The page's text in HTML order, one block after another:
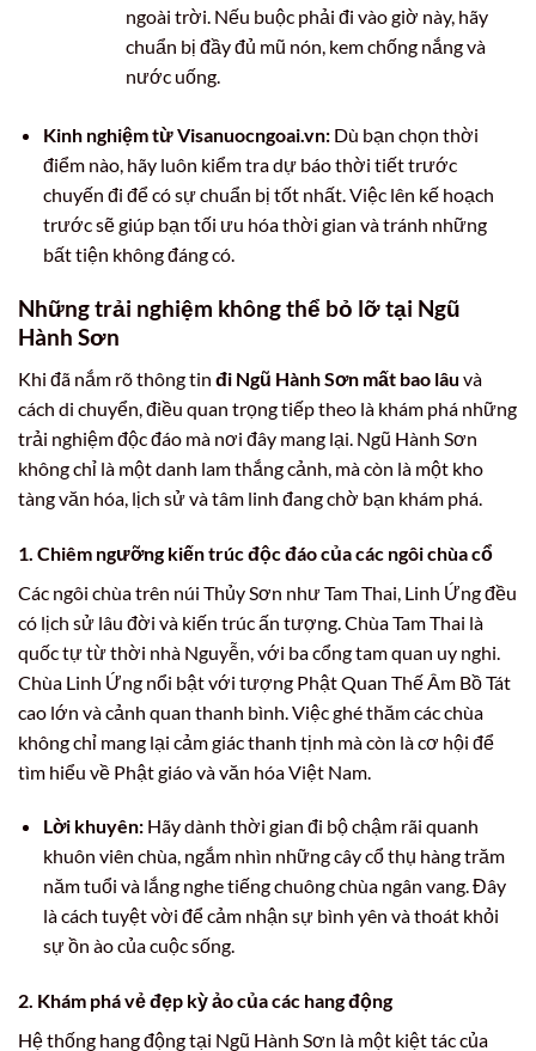
ngoài trời. Nếu buộc phải đi vào giờ này, hãy
chuẩn bị đầy đủ mũ nón, kem chống nắng và
nước uống.
Kinh nghiệm từ Visanuocngoai.vn:Dù bạn chọn thời
điểm nào, hãy luôn kiểm tra dự báo thời tiết trước
chuyến đi để có sự chuẩn bị tốt nhất. Việc lên kế hoạch
trước sẽ giúp bạn tối ưu hóa thời gian và tránh những
bất tiện không đáng có.
Những trải nghiệm không thể bỏ lỡ tại Ngũ
Hành Sơn
Khi đã nắm rõ thông tin đi Ngũ Hành Sơn mất bao lâu và
cách di chuyển, điều quan trọng tiếp theo là khám phá những
trải nghiệm độc đáo mà nơi đây mang lại. Ngũ Hành Sơn
không chỉ là một danh lam thắng cảnh, mà còn là một kho
tàng văn hóa, lịch sử và tâm linh đang chờ bạn khám phá.
1. Chiêm ngưỡng kiến trúc độc đáo của các ngôi chùa cổ
Các ngôi chùa trên núi Thủy Sơn như Tam Thai, Linh Ứng đều
có lịch sử lâu đời và kiến trúc ấn tượng. Chùa Tam Thai là
quốc tự từ thời nhà Nguyễn, với ba cổng tam quan uy nghi.
Chùa Linh Ứng nổi bật với tượng Phật Quan Thế Âm Bồ Tát
cao lớn và cảnh quan thanh bình. Việc ghé thăm các chùa
không chỉ mang lại cảm giác thanh tịnh mà còn là cơ hội để
tìm hiểu về Phật giáo và văn hóa Việt Nam.
Lời khuyên:Hãy dành thời gian đi bộ chậm rãi quanh
khuôn viên chùa, ngắm nhìn những cây cổ thụ hàng trăm
năm tuổi và lắng nghe tiếng chuông chùa ngân vang. Đây
là cách tuyệt vời để cảm nhận sự bình yên và thoát khỏi
sự ồn ào của cuộc sống.
2. Khám phá vẻ đẹp kỳ ảo của các hang động
Hệ thống hang động tại Ngũ Hành Sơn là một kiệt tác của